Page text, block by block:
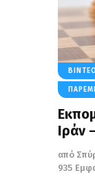
ΒΊΝΤΕΟ
Ιράν
από
935